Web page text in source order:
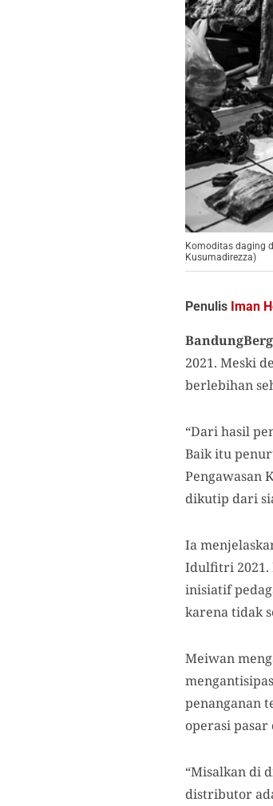
Komoditas daging
Kusumadirezza)
Penulis Iman
2021. Meski
berlebihan
“Dari hasil
Baik itu
Pengawasan
dikutip dari
Ia
Idulfitri 2021.
inisiatif
karena tidak
Meiwan
penanganan
operasi
“Misalkan di
distributor